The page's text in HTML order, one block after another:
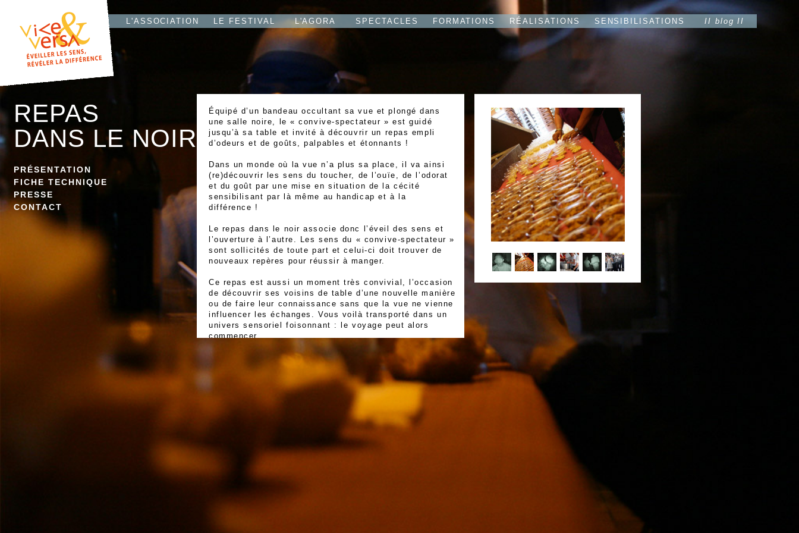
L'T L'ASSOCIATION LE FESTIVAL L'AGORA SPECTACLES FORMATIONS RÉALISATIONS SENSIBILISATIONS II blog II
REPAS
DANS LE NOIR
PRÉSENTATION
FICHE TECHNIQUE
PRESSE
CONTACT
Équipé d’un bandeau occultant sa vue et plongé dans
une salle noire, le « convive-spectateur » est guidé
jusqu’à sa table et invité à découvrir un repas empli
d’odeurs et de goûts, palpables et étonnants !
Dans un monde où la vue n’a plus sa place, il va ainsi
(re)découvrir les sens du toucher, de l’ouïe, de l’odorat
et du goût par une mise en situation de la cécité
sensibilisant par là même au handicap et à la
différence !
Le repas dans le noir associe donc l’éveil des sens et
l’ouverture à l’autre. Les sens du « convive-spectateur »
sont sollicités de toute part et celui-ci doit trouver de
nouveaux repères pour réussir à manger.
Ce repas est aussi un moment très convivial, l’occasion
de découvrir ses voisins de table d’une nouvelle manière
ou de faire leur connaissance sans que la vue ne vienne
influencer les échanges. Vous voilà transporté dans un
univers sensoriel foisonnant : le voyage peut alors
commencer…
Le repas dans le noir poursuit plusieurs objectifs :
Favoriser la rencontre entre personnes aveugles et
personnes voyantes autour d’une activité commune et
Offrir une proposition autour de sens peu développés
(le toucher, le goût, l’ouïe et l’odorat), moyens de
personnes déficientes sensorielles perçoivent le monde
perception peut être enrichissante
personnes, handicapées ou non, et permettre dans le